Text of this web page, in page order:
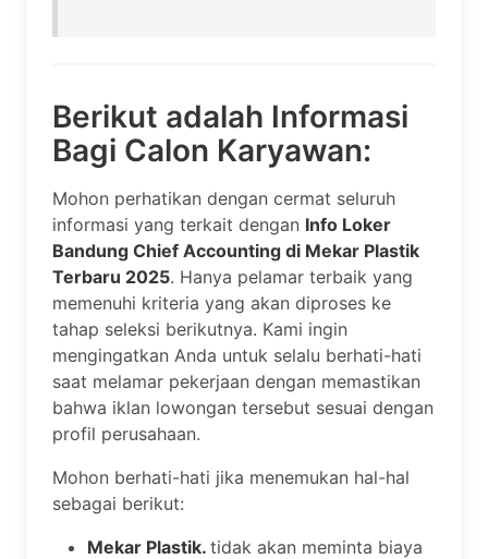
Berikut adalah Informasi
Bagi Calon Karyawan:
Mohon perhatikan dengan cermat seluruh
informasi yang terkait dengan Info Loker
Bandung Chief Accounting di Mekar Plastik
Terbaru 2025. Hanya pelamar terbaik yang
memenuhi kriteria yang akan diproses ke
tahap seleksi berikutnya. Kami ingin
mengingatkan Anda untuk selalu berhati-hati
saat melamar pekerjaan dengan memastikan
bahwa iklan lowongan tersebut sesuai dengan
profil perusahaan.
Mohon berhati-hati jika menemukan hal-hal
sebagai berikut:
Mekar Plastik. tidak akan meminta biaya